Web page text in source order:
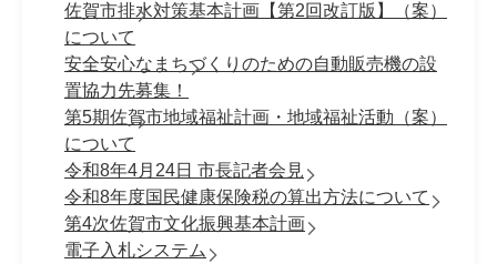
佐賀市排水対策基本計画【第2回改訂版】（案）
について
安全安心なまちづくりのための自動販売機の設
置協力先募集！
第5期佐賀市地域福祉計画・地域福祉活動（案）
について
令和8年4月24日 市長記者会見
令和8年度国民健康保険税の算出方法について
第4次佐賀市文化振興基本計画
電子入札システム